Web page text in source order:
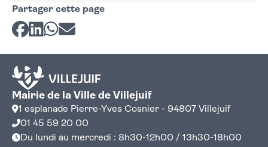
Partager cette page
Partager sur Facebook
Partager sur LinkedIn
Partager sur Whatsapp
Partager par courriel
Mairie de la Ville de Villejuif
1 esplanade Pierre-Yves Cosnier - 94807 Villejuif
01 45 59 20 00
Du lundi au mercredi : 8h30-12h00 / 13h30-18h00